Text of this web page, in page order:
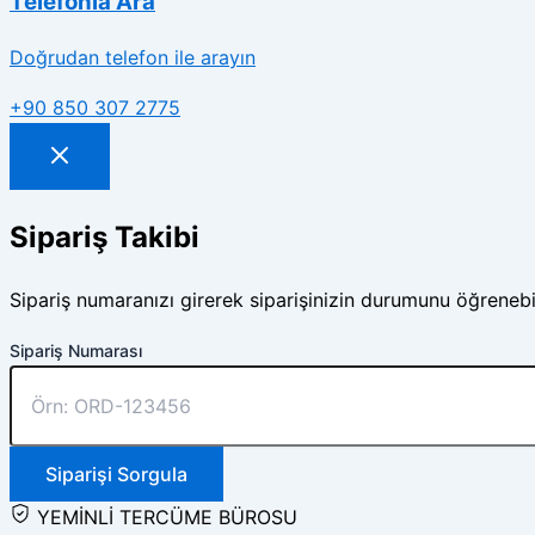
Doğrudan telefon ile arayın
+90 850 307 2775
Sipariş Takibi
Sipariş numaranızı girerek siparişinizin durumunu
Sipariş Numarası
Siparişi Sorgula
YEMİNLİ TERCÜME BÜROSU